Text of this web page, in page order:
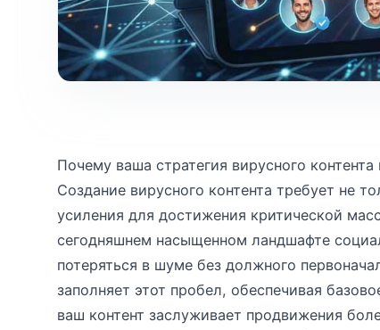
Почему ваша стратегия вирусного
Создание вирусного контента требует не
усиления для достижения критической
сегодняшнем насыщенном ландшафте
потеряться в шуме без должного
заполняет этот пробел, обеспечивая
ваш контент заслуживает продвижения